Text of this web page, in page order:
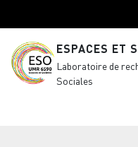
ESPACES ET
Laboratoire de
Sociales